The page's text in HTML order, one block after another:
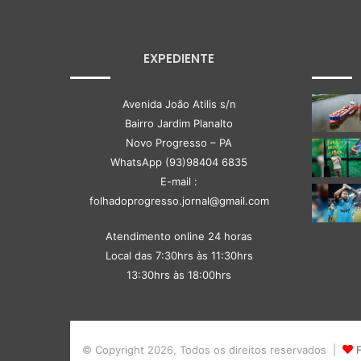
EXPEDIENTE
Avenida João Atilis s/n
Bairro Jardim Planalto
Novo Progresso – PA
WhatsApp (93)98404 6835
E-mail :
folhadoprogresso.jornal@gmail.com
Atendimento online 24 horas
Local das 7:30hrs às 11:30hrs
13:30hrs às 18:00hrs
© Copyright 2026, Todos os direitos reservados |